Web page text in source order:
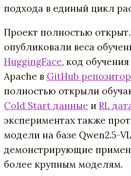
подхода в единый цикл
Проект полностью
опубликовали веса
HuggingFace, код
Apache в GitHub
полностью открыли
Cold Start данные и RL
экспериментах также
модели на базе Qwen2.5-
демонстрирующие
более крупным моделям.